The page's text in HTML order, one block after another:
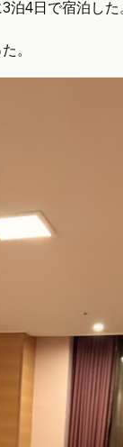
3泊4日で宿泊した
。